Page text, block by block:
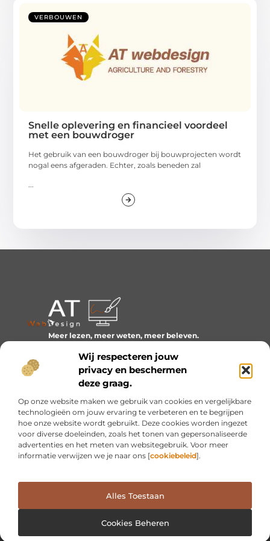
Wij respecteren jouw
privacy en beschermen
deze graag.
Op onze website maken we gebruik van cookies en vergelijkbare
technologieën om jouw ervaring te verbeteren en te begrijpen
hoe onze website wordt gebruikt. Deze cookies worden ingezet
voor diverse doeleinden, zoals het tonen van gepersonaliseerde
advertenties en het meten van websitegebruik. Voor meer
informatie verwijzen we je naar ons [cookiebeleid].
Alles Toestaan
Cookies Beheren
VERBOUWEN
Snelle oplevering en financieel voordeel
met een bouwdroger
Het gebruik van een bouwdroger bij bouwprojecten wordt
nogal eens afgeraden. Echter, zoals beneden zal
Meer lezen, meer weten, meer beleven.
het dagelijks leven boeiend maakt.
Bericht categorie
Onze informatie
Cookiebeleid (EU)
@2025 www.at-webdesign.nl. All Right Reserved.